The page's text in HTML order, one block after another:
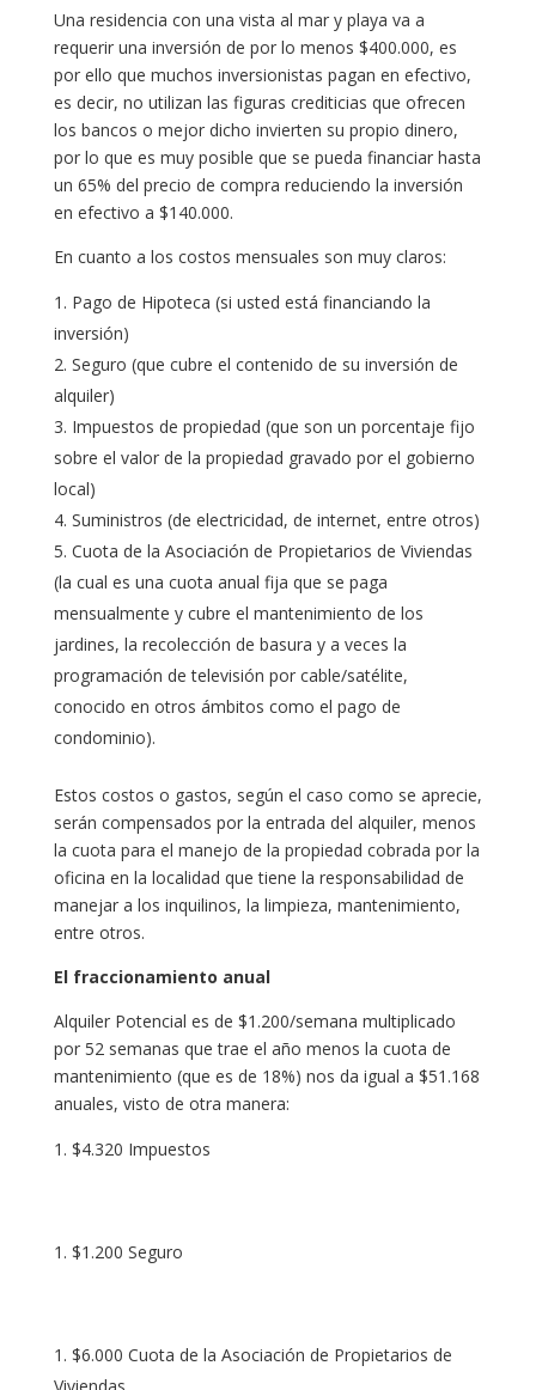
Una residencia con una vista al mar y playa va a
requerir una inversión de por lo menos $400.000, es
por ello que muchos inversionistas pagan en efectivo,
es decir, no utilizan las figuras crediticias que ofrecen
los bancos o mejor dicho invierten su propio dinero,
por lo que es muy posible que se pueda financiar hasta
un 65% del precio de compra reduciendo la inversión
en efectivo a $140.000.
En cuanto a los costos mensuales son muy claros:
Pago de Hipoteca (si usted está financiando la
inversión)
Seguro (que cubre el contenido de su inversión de
alquiler)
Impuestos de propiedad (que son un porcentaje fijo
sobre el valor de la propiedad gravado por el gobierno
local)
Suministros (de electricidad, de internet, entre otros)
Cuota de la Asociación de Propietarios de Viviendas
(la cual es una cuota anual fija que se paga
mensualmente y cubre el mantenimiento de los
jardines, la recolección de basura y a veces la
programación de televisión por cable/satélite,
conocido en otros ámbitos como el pago de
condominio).
Estos costos o gastos, según el caso como se aprecie,
serán compensados por la entrada del alquiler, menos
la cuota para el manejo de la propiedad cobrada por la
oficina en la localidad que tiene la responsabilidad de
manejar a los inquilinos, la limpieza, mantenimiento,
entre otros.
El fraccionamiento anual
Alquiler Potencial es de $1.200/semana multiplicado
por 52 semanas que trae el año menos la cuota de
mantenimiento (que es de 18%) nos da igual a $51.168
anuales, visto de otra manera:
$4.320 Impuestos
$1.200 Seguro
$6.000 Cuota de la Asociación de Propietarios de